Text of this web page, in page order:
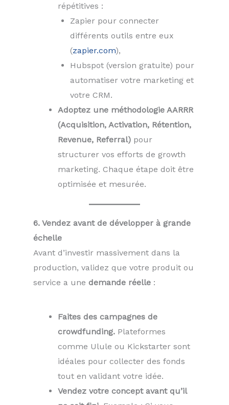
répétitives :
Zapier pour connecter
différents outils entre eux
(zapier.com),
Hubspot (version gratuite) pour
automatiser votre marketing et
votre CRM.
Adoptez une méthodologie AARRR
(Acquisition, Activation, Rétention,
Revenue, Referral) pour
structurer vos efforts de growth
marketing. Chaque étape doit être
optimisée et mesurée.
6. Vendez avant de développer à grande
échelle
Avant d’investir massivement dans la
production, validez que votre produit ou
service a une demande réelle :
Faites des campagnes de
crowdfunding. Plateformes
comme Ulule ou Kickstarter sont
idéales pour collecter des fonds
tout en validant votre idée.
Vendez votre concept avant qu’il